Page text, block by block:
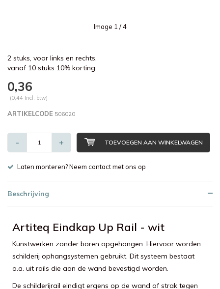
Image 1 / 4
2 stuks, voor links en rechts.
vanaf 10 stuks 10% korting
0,36
(0,44 Incl. btw)
ARTIKELCODE 506020
- + TOEVOEGEN AAN WINKELWAGEN
Laten monteren? Neem contact met ons op
Beschrijving
Artiteq Eindkap Up Rail - wit
Kunstwerken zonder boren opgehangen. Hiervoor worden
schilderij ophangsystemen gebruikt. Dit systeem bestaat
o.a. uit rails die aan de wand bevestigd worden.
De schilderijrail eindigt ergens op de wand of strak tegen